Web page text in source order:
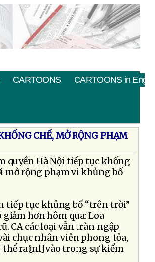
CARTOONS CARTOONS in English
CHẾ, MỞ RỘNG PHẠM
quyền Hà Nội tiếp tục khống
mở rộng phạm vi khủng bố
tiếp tục khủng bố “trên trời”
hơn hôm qua: Loa
CA các loại vẫn tràn ngập
chục nhân viên phong tỏa,
thể ra{nl}vào trong sự kiểm